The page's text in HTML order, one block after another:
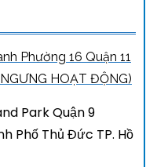
Phường 16 Quận 11
HOẠT ĐỘNG)
Park Quận 9
Phố Thủ Đức TP. Hồ